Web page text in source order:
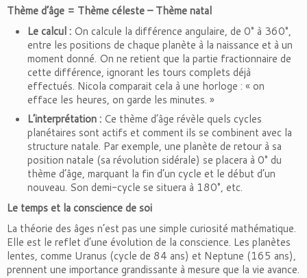
Thème d’âge = Thème céleste – Thème natal
Le calcul : On calcule la différence angulaire, de 0° à 360°,
entre les positions de chaque planète à la naissance et à un
moment donné. On ne retient que la partie fractionnaire de
cette différence, ignorant les tours complets déjà
effectués. Nicola comparait cela à une horloge : « on
efface les heures, on garde les minutes. »
L’interprétation : Ce thème d’âge révèle quels cycles
planétaires sont actifs et comment ils se combinent avec la
structure natale. Par exemple, une planète de retour à sa
position natale (sa révolution sidérale) se placera à 0° du
thème d’âge, marquant la fin d’un cycle et le début d’un
nouveau. Son demi-cycle se situera à 180°, etc.
Le temps et la conscience de soi
La théorie des âges n’est pas une simple curiosité mathématique.
Elle est le reflet d’une évolution de la conscience. Les planètes
lentes, comme Uranus (cycle de 84 ans) et Neptune (165 ans),
prennent une importance grandissante à mesure que la vie avance.